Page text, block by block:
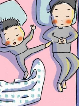
아빠의 양보